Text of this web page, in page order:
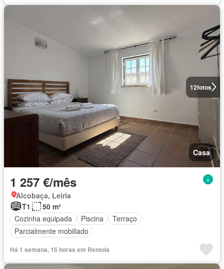
12fotos
Casa
1 257 €/mês
Alcobaça, Leiria
T1
50 m²
Cozinha equipada
Piscina
Terraço
Parcialmente mobiliado
Há 1 semana, 15 horas em Rentola